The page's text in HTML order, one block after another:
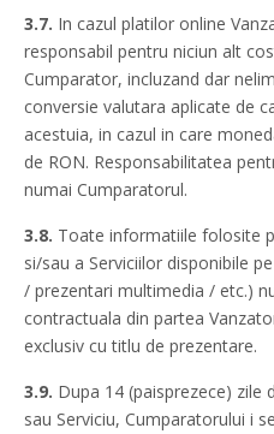
3.7. In cazul platilor online
responsabil pentru niciun alt
Cumparator, incluzand dar
conversie valutara aplicate de
acestuia, in cazul in care
de RON. Responsabilitatea
numai Cumparatorul.
3.8. Toate informatiile folosite
si/sau a Serviciilor disponibile
/ prezentari multimedia / etc.)
contractuala din partea
exclusiv cu titlu de prezentare.
3.9. Dupa 14 (paisprezece) zile
sau Serviciu, Cumparatorului i